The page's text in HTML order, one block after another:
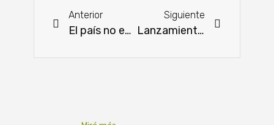
Anterior
El país no exportó carne de cerdo en enero por el cierre del mercado chino
Siguiente
Lanzamiento oficial de la Expo Regional Canindeyú